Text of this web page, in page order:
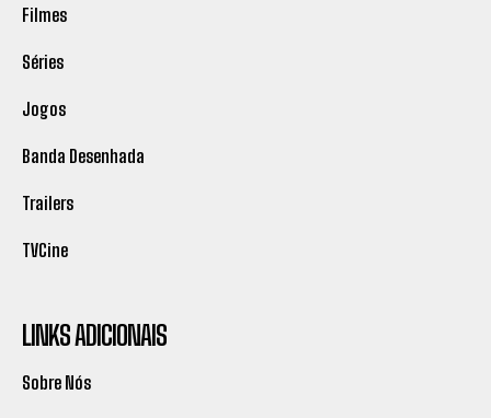
Filmes
Séries
Jogos
Banda Desenhada
Trailers
TVCine
LINKS ADICIONAIS
Sobre Nós